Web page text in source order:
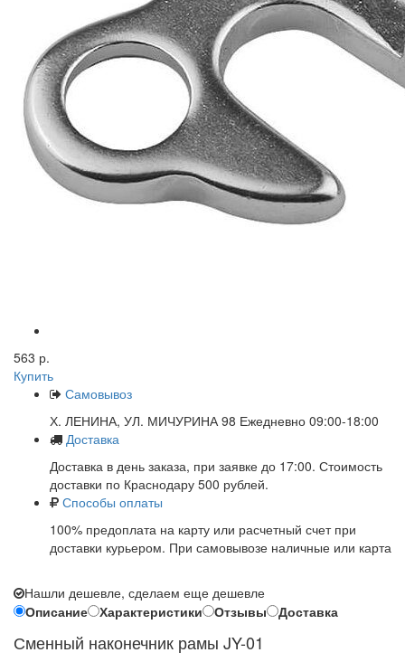
563 р.
Купить
Самовывоз
Х. ЛЕНИНА, УЛ. МИЧУРИНА 98 Ежедневно 09:00-18:00
Доставка
Доставка в день заказа, при заявке до 17:00. Стоимость
доставки по Краснодару 500 рублей.
Способы оплаты
100% предоплата на карту или расчетный счет при
доставки курьером. При самовывозе наличные или карта
Нашли дешевле, сделаем еще дешевле
Описание
Характеристики Отзывы Доставка
Сменный наконечник рамы JY-01